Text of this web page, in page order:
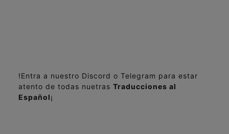
!Entra a nuestro Discord o Telegram para estar
atento de todas nuetras Traducciones al
Español¡